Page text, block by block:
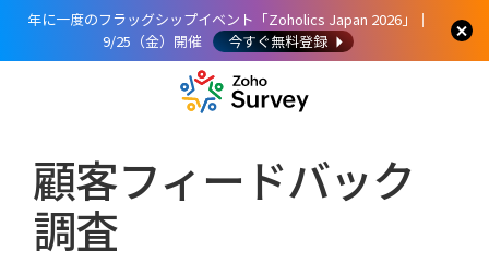
年に一度のフラッグシップイベント「Zoholics Japan 2026」｜
9/25（金）開催
今すぐ無料登録
顧客フィードバック
調査